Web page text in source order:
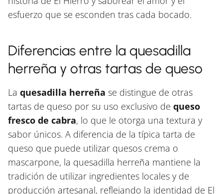
esfuerzo que se esconden tras cada bocado.
Diferencias entre la quesadilla
herreña y otras tartas de queso
La quesadilla herreña se distingue de otras
tartas de queso por su uso exclusivo de queso
fresco de cabra, lo que le otorga una textura y
sabor únicos. A diferencia de la típica tarta de
queso que puede utilizar quesos crema o
mascarpone, la quesadilla herreña mantiene la
tradición de utilizar ingredientes locales y de
producción artesanal, reflejando la identidad de El